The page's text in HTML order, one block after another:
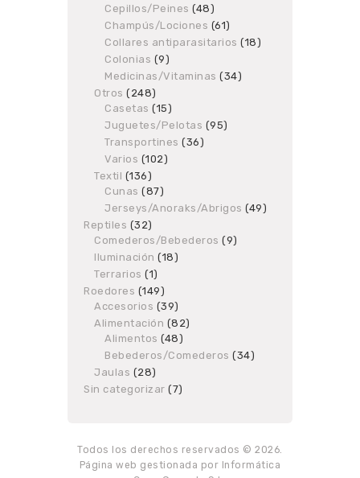
products
Cepillos/Peines 4848
products
Champús/Lociones 6161
products
Collares antiparasitarios 1818
Colonias 99
products
Medicinas/Vitaminas 3434
Otros 248248
products
Casetas 1515
products
Juguetes/Pelotas 9595
Transportines 3636
Varios 102102
Textil 136136
products
Cunas 8787
products
Jerseys/Anoraks/Abrigos 4949
Reptiles 3232
products
Comederos/Bebederos 99
Iluminación 1818
Terrarios 11
product
Roedores 149149
products
Accesorios 3939
products
Alimentación 8282
Alimentos 4848
products
Bebederos/Comederos 3434
Jaulas 2828
products
Sin categorizar 77
Todos los derechos reservados © 2026.
Página web gestionada por Informática